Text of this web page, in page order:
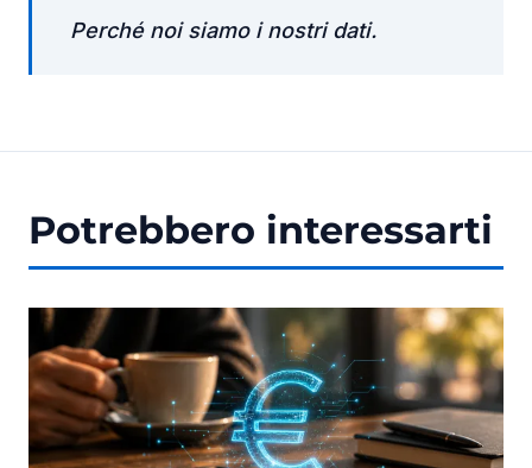
Perché noi siamo i nostri dati.
Potrebbero interessarti